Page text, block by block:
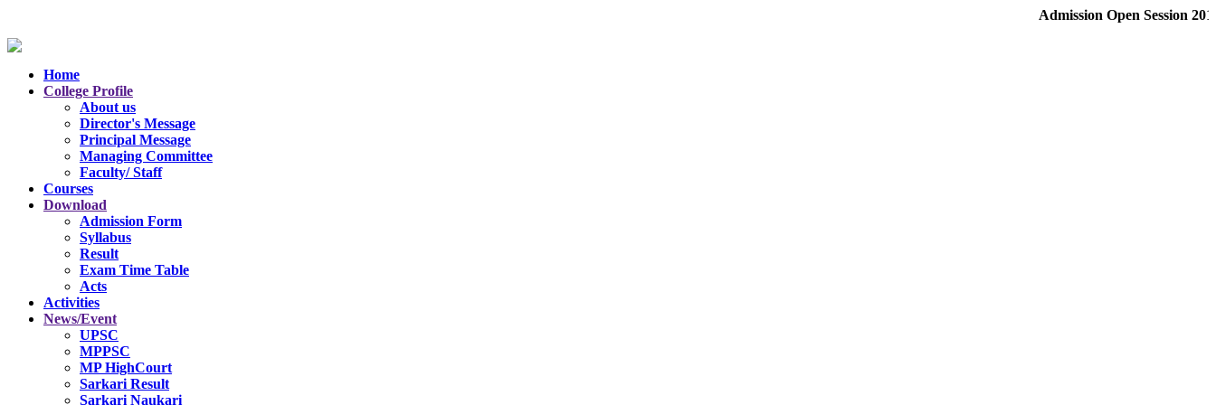
Admission Open Session
Home
College Profile
About us
Director's Message
Principal Message
Managing Committee
Faculty/ Staff
Courses
Download
Admission Form
Syllabus
Result
Exam Time Table
Acts
Activities
News/Event
UPSC
MPPSC
MP HighCourt
Sarkari Result
Sarkari Naukari